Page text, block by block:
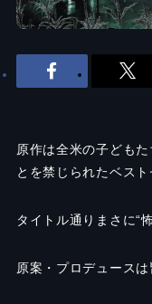
原作は全米の子ども
とを禁じられたベスト
タイトル通りまさに“
原案・プロデュース